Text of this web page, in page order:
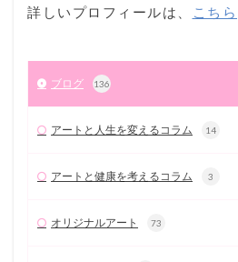
詳しいプロフィールは、 こちら
ブログ 136
アートと人生を変えるコラム 14
アートと健康を考えるコラム 3
オリジナルアート 73